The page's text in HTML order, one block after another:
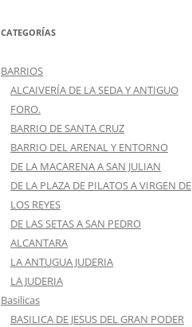
CATEGORÍAS
BARRIOS
ALCAIVERÍA DE LA SEDA Y ANTIGUO
FORO.
BARRIO DE SANTA CRUZ
BARRIO DEL ARENAL Y ENTORNO
DE LA MACARENA A SAN JULIAN
DE LA PLAZA DE PILATOS A VIRGEN DE
LOS REYES
DE LAS SETAS A SAN PEDRO
ALCANTARA
LA ANTUGUA JUDERIA
LA JUDERIA
Basilicas
BASILICA DE JESUS DEL GRAN PODER